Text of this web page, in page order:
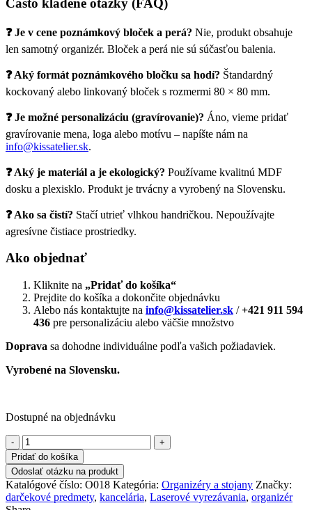
Často kladené otázky (FAQ)
❓ Je v cene poznámkový bloček a perá? Nie, produkt obsahuje
len samotný organizér. Bloček a perá nie sú súčasťou balenia.
❓ Aký formát poznámkového bločku sa hodí? Štandardný
kockovaný alebo linkovaný bloček s rozmermi 80 × 80 mm.
❓ Je možné personalizáciu (gravírovanie)? Áno, vieme pridať
gravírovanie mena, loga alebo motívu – napíšte nám na
info@kissatelier.sk.
❓ Aký je materiál a je ekologický? Používame kvalitnú MDF
dosku a plexisklo. Produkt je trvácny a vyrobený na Slovensku.
❓ Ako sa čistí? Stačí utrieť vlhkou handričkou. Nepoužívajte
agresívne čistiace prostriedky.
Ako objednať
Kliknite na „Pridať do košíka“
Prejdite do košíka a dokončite objednávku
Alebo nás kontaktujte na info@kissatelier.sk /+421 911 594
436 pre personalizáciu alebo väčšie množstvo
Doprava sa dohodne individuálne podľa vašich požiadaviek.
Vyrobené na Slovensku.
Dostupné na objednávku
množstvo
Organizér
na
dva
perá,
poznámkový
Pridať do košíka
Odoslať otázku na produkt
Katalógové číslo: O018 Kategória: Organizéry a stojany Značky:
darčekové predmety, kancelária, Laserové vyrezávania, organizér